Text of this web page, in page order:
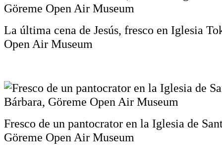
La última cena de Jesús, fresco en Iglesia
Open Air Museum
Fresco de un pantocrator en la Iglesia de
Göreme Open Air Museum